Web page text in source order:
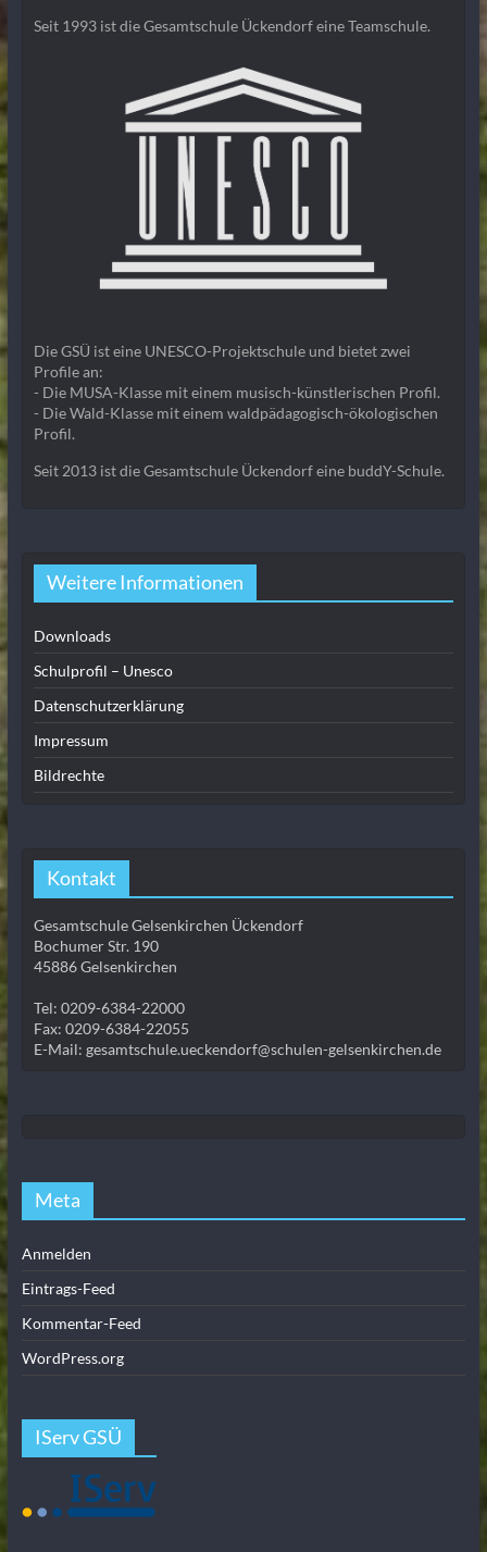
Seit 1993 ist die Gesamtschule Ückendorf eine Teamschule.
Die GSÜ ist eine UNESCO-Projektschule und bietet zwei
Profile an:
- Die MUSA-Klasse mit einem musisch-künstlerischen Profil.
- Die Wald-Klasse mit einem waldpädagogisch-ökologischen
Profil.
Seit 2013 ist die Gesamtschule Ückendorf eine buddY-Schule.
Weitere Informationen
Downloads
Schulprofil – Unesco
Datenschutzerklärung
Impressum
Bildrechte
Kontakt
Gesamtschule Gelsenkirchen Ückendorf
Bochumer Str. 190
45886 Gelsenkirchen
Tel: 0209-6384-22000
Fax: 0209-6384-22055
E-Mail: gesamtschule.ueckendorf@schulen-gelsenkirchen.de
Meta
Anmelden
Eintrags-Feed
Kommentar-Feed
WordPress.org
IServ GSÜ